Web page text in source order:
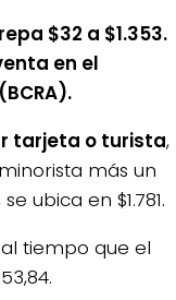
$32 a $1.353.
en el
tarjeta o turista,
más un
ubica en $1.781.
tiempo que el